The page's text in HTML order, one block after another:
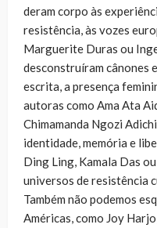
deram corpo às
resistência, às vozes
Marguerite Duras ou
desconstruíram cânones
escrita, a presença
autoras como Ama Ata
Chimamanda Ngozi
identidade, memória e
Ding Ling, Kamala Das
universos de resistência
Também não podemos
Américas, como Joy